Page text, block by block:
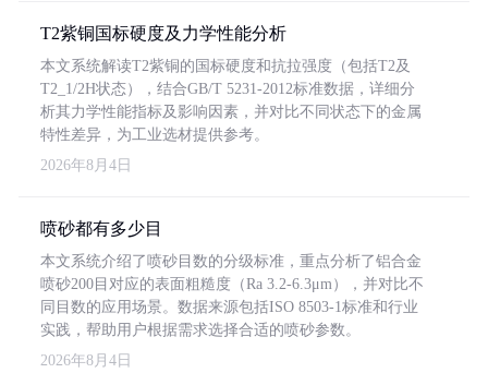
T2紫铜国标硬度及力学性能分析
本文系统解读T2紫铜的国标硬度和抗拉强度（包括T2及
T2_1/2H状态），结合GB/T 5231-2012标准数据，详细分
析其力学性能指标及影响因素，并对比不同状态下的金属
特性差异，为工业选材提供参考。
2026年8月4日
喷砂都有多少目
本文系统介绍了喷砂目数的分级标准，重点分析了铝合金
喷砂200目对应的表面粗糙度（Ra 3.2-6.3μm），并对比不
同目数的应用场景。数据来源包括ISO 8503-1标准和行业
实践，帮助用户根据需求选择合适的喷砂参数。
2026年8月4日